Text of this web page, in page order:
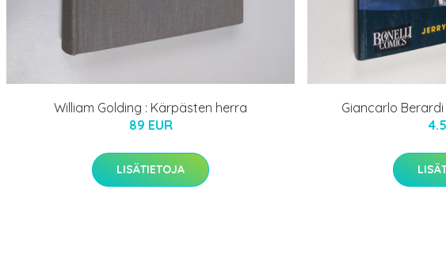
William Golding : Kärpästen herra
89 EUR
LISÄTIETOJA
Giancarlo